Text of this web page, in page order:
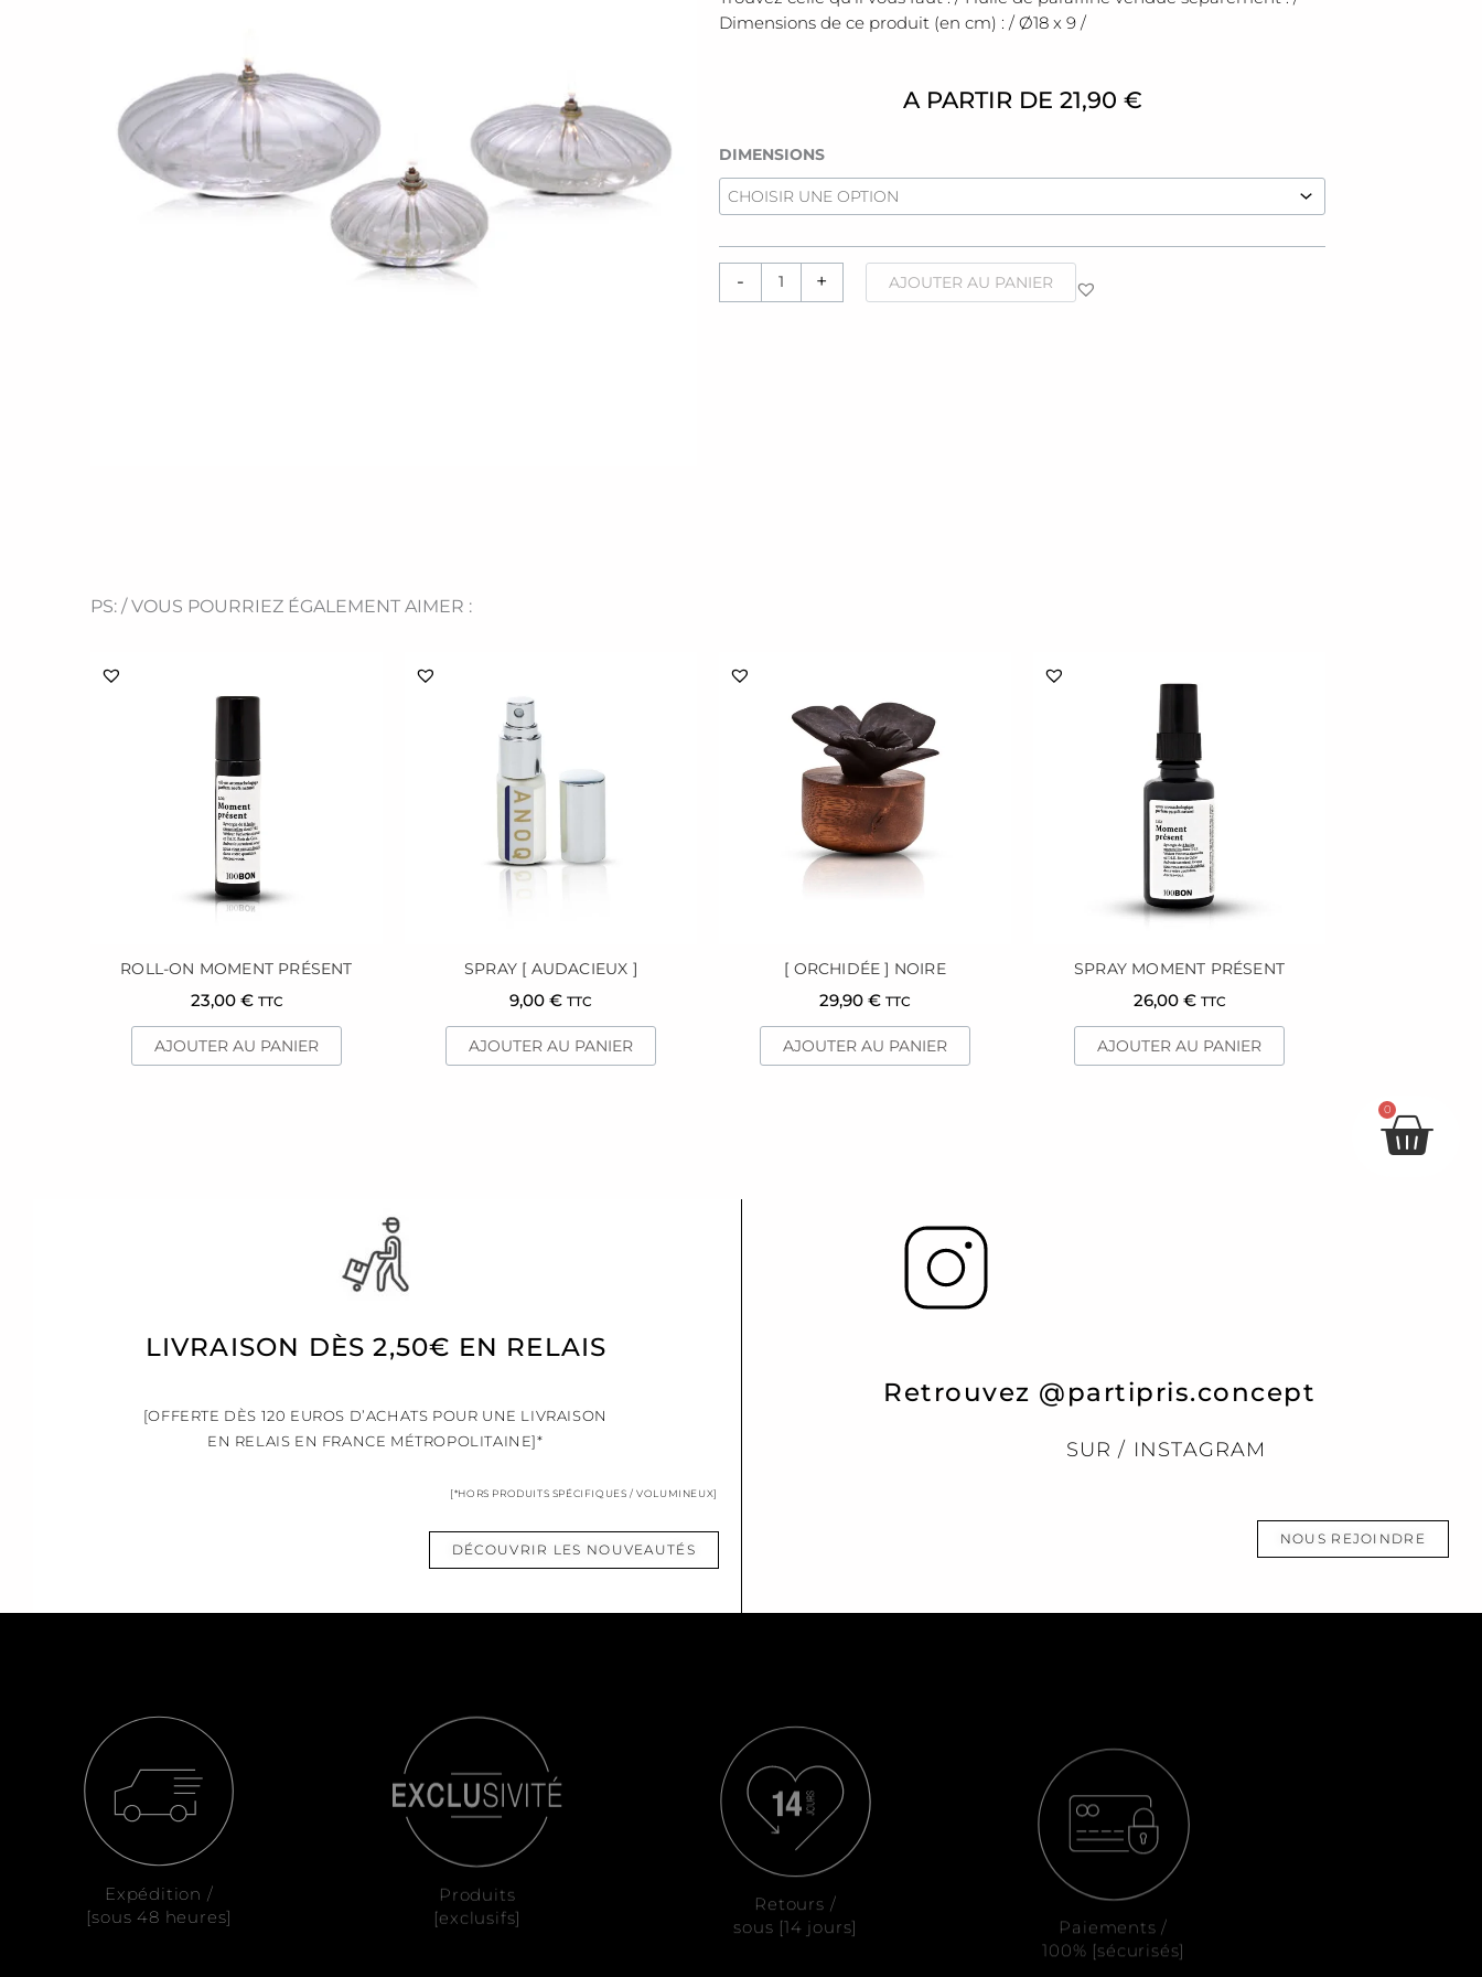
Dimensions de ce produit (en cm) : / Ø18 x 9 /
A PARTIR DE 21,90 €
DIMENSIONS
-
quantité
de
Lampe
[ellipse
striée]
+ AJOUTER AU PANIER
PS: / VOUS POURRIEZ ÉGALEMENT AIMER :
ROLL-ON MOMENT PRÉSENT
23,00 € TTC
AJOUTER AU PANIER
SPRAY [ AUDACIEUX ]
9,00 € TTC
AJOUTER AU PANIER
[ ORCHIDÉE ] NOIRE
29,90 € TTC
AJOUTER AU PANIER
SPRAY MOMENT PRÉSENT
26,00 € TTC
AJOUTER AU PANIER
0
LIVRAISON DÈS 2,50€ EN RELAIS
[OFFERTE DÈS 120 EUROS D’ACHATS POUR UNE LIVRAISON
EN RELAIS EN FRANCE MÉTROPOLITAINE]*
[*HORS PRODUITS SPÉCIFIQUES / VOLUMINEUX]
DÉCOUVRIR LES NOUVEAUTÉS
Retrouvez @partipris.concept
SUR / INSTAGRAM
NOUS REJOINDRE
Expédition /
[sous 48 heures]
Produits
[exclusifs]
Retours /
sous [14 jours]
Paiements /
100% [sécurisés]